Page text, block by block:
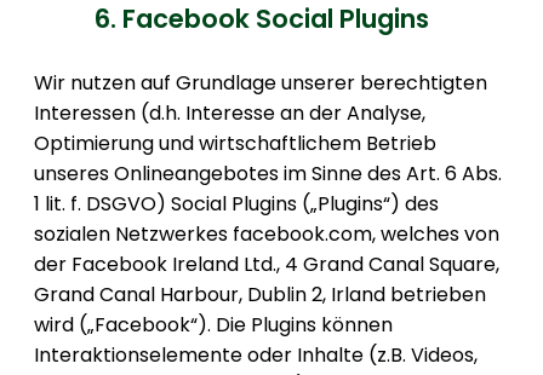
6. Facebook Social Plugins
Wir nutzen auf Grundlage unserer berechtigten
Interessen (d.h. Interesse an der Analyse,
Optimierung und wirtschaftlichem Betrieb
unseres Onlineangebotes im Sinne des Art. 6 Abs.
1 lit. f. DSGVO) Social Plugins („Plugins“) des
sozialen Netzwerkes facebook.com, welches von
der Facebook Ireland Ltd., 4 Grand Canal Square,
Grand Canal Harbour, Dublin 2, Irland betrieben
wird („Facebook“). Die Plugins können
Interaktionselemente oder Inhalte (z.B. Videos,